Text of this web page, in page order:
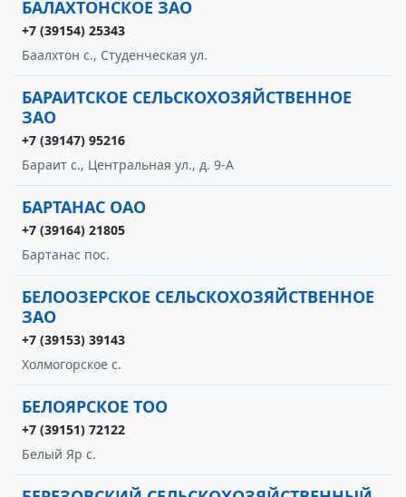
БАЛАХТОНСКОЕ ЗАО
+7 (39154) 25343
Баалхтон с., Студенческая ул.
БАРАИТСКОЕ СЕЛЬСКОХОЗЯЙСТВЕННОЕ
ЗАО
+7 (39147) 95216
Бараит с., Центральная ул., д. 9-А
БАРТАНАС ОАО
+7 (39164) 21805
Бартанас пос.
БЕЛООЗЕРСКОЕ СЕЛЬСКОХОЗЯЙСТВЕННОЕ
ЗАО
+7 (39153) 39143
Холмогорское с.
БЕЛОЯРСКОЕ ТОО
+7 (39151) 72122
Белый Яр с.